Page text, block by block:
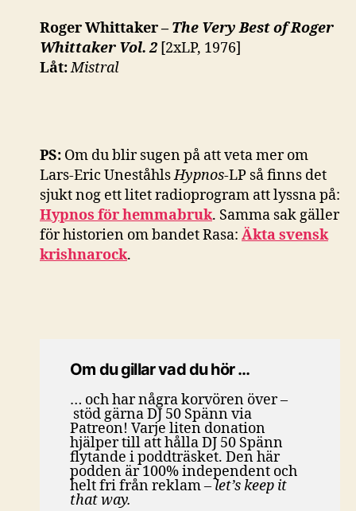
Roger Whittaker – The Very Best of Roger
Whittaker Vol. 2 [2xLP, 1976]
Låt:Mistral
PS: Om du blir sugen på att veta mer om
Lars-Eric UneståhlsHypnos-LP så finns det
sjukt nog ett litet radioprogram att lyssna på:
Hypnos för hemmabruk. Samma sak gäller
för historien om bandet Rasa: Äkta svensk
krishnarock.
Om du gillar vad du hör …
… och har några korvören över –
stöd gärna DJ 50 Spänn via
Patreon! Varje liten donation
hjälper till att hålla DJ 50 Spänn
flytande i poddträsket. Den här
podden är 100% independent och
helt fri från reklam– let’s keep it
that way.